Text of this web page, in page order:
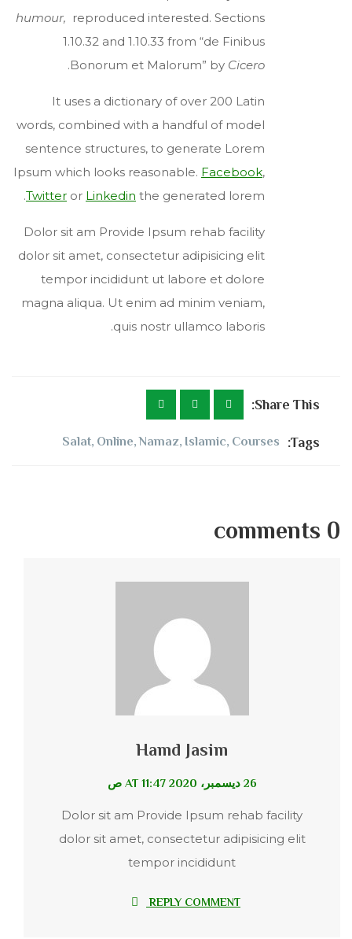
humour, reproduced interested. Sections
1.10.32 and 1.10.33 from “de Finibus
Bonorum et Malorum” by Cicero
.
It uses a dictionary of over 200 Latin
words, combined with a handful of model
sentence structures, to generate Lorem
Ipsum which looks reasonable. Facebook,
Twitter or Linkedin the generated lorem.
Dolor sit am Provide Ipsum rehab facility
dolor sit amet, consectetur adipisicing elit
tempor incididunt ut labore et dolore
magna aliqua. Ut enim ad minim veniam,
quis nostr ullamco laboris.
Share This:
Tags:
Courses
,
Islamic
,
Namaz
,
Online
,
Salat
0 comments
Hamd Jasim
26 ديسمبر، 2020 AT 11:47 ص
Dolor sit am Provide Ipsum rehab facility
dolor sit amet, consectetur adipisicing elit
tempor incididunt
REPLY COMMENT